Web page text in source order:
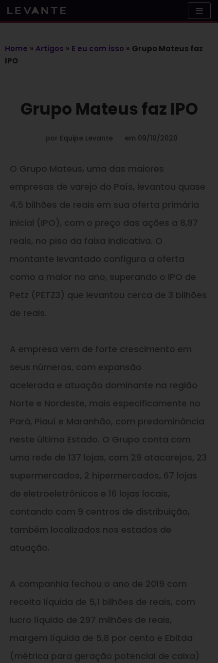
Skip
to
Home » Artigos » E eu com isso » Grupo Mateus faz
IPO
Grupo Mateus faz IPO
por Equipe Levante em 09/10/2020
O Grupo Mateus, uma das maiores
empresas de varejo do País, levantou quase
4,5 bilhões de reais em sua oferta primária
inicial (IPO), com o preço das ações a 8,97
reais, no piso da faixa indicativa. O
montante levantado configura a oferta
como a maior no ano, superando o IPO de
Petz (PETZ3) que levantou cerca de 3 bilhões
de reais.
A empresa vem de forte crescimento em
seus números, com expansão
acelerada e atuação dominante na região
Norte e Nordeste, mais especificamente no
Pará, Piauí e Maranhão, com predominância
neste último Estado. O Grupo conta com
uma rede de 137 lojas, com 29 atacarejos, 23
supermercados, 2 hipermercados, 67 lojas
de eletroeletrônicos e 16 lojas locais,
contando com 9 centros de distribuição,
também localizados nos estados de
atuação.
A companhia fechou o ano de 2019 com
receita líquida de 5,1 bilhões de reais, com
lucro líquido de 297 milhões de reais,
margem líquida de 5,8 por cento e Ebitda
(métrica para geração potencial de caixa)